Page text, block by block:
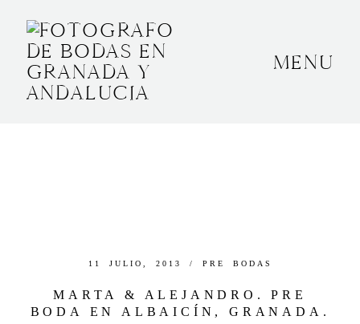
MENU
11 JULIO, 2013 / PRE BODAS
MARTA & ALEJANDRO. PRE
BODA EN ALBAICÍN, GRANADA.
GRANADA, ESPAÑA